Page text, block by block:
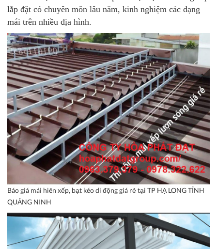
lắp đặt có chuyên môn lâu năm, kinh nghiệm các dạng
mái trên nhiều địa hình.
Báo giá mái hiên xếp, bạt kéo di động giá rẻ tại TP HẠ LONG TỈNH
QUẢNG NINH